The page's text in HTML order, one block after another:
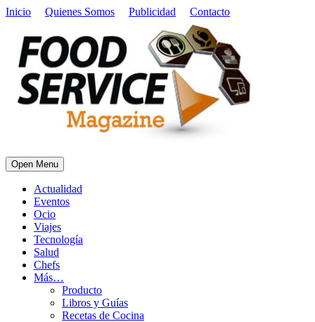
Inicio Quienes Somos Publicidad Contacto
Open Menu
Actualidad
Eventos
Ocio
Viajes
Tecnología
Salud
Chefs
Más…
Producto
Libros y Guías
Recetas de Cocina